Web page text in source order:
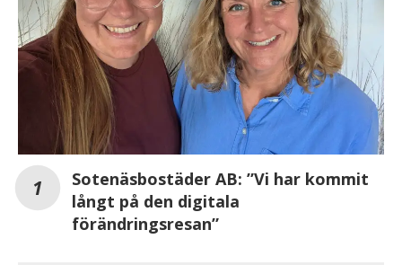
Sotenäsbostäder AB: ”Vi har kommit
långt på den digitala
förändringsresan”